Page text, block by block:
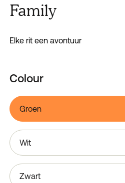
Family
Elke rit een avontuur
Colour
Groen
Wit
Zwart